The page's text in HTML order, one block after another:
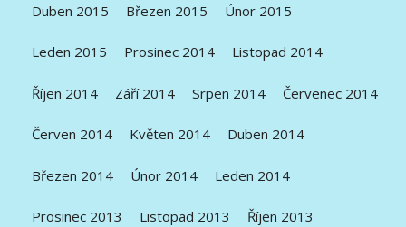
Duben 2015 Březen 2015 Únor 2015
Leden 2015 Prosinec 2014 Listopad 2014
Říjen 2014 Září 2014 Srpen 2014 Červenec 2014
Červen 2014 Květen 2014 Duben 2014
Březen 2014 Únor 2014 Leden 2014
Prosinec 2013 Listopad 2013 Říjen 2013